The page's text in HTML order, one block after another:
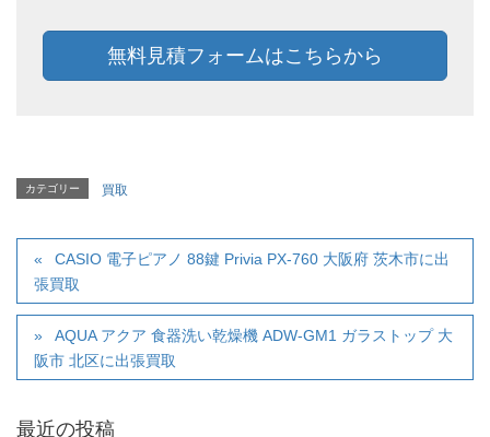
無料見積フォームはこちらから
カテゴリー 買取
CASIO 電子ピアノ 88鍵 Privia PX-760 大阪府 茨木市に出
張買取
AQUA アクア 食器洗い乾燥機 ADW-GM1 ガラストップ 大
阪市 北区に出張買取
最近の投稿